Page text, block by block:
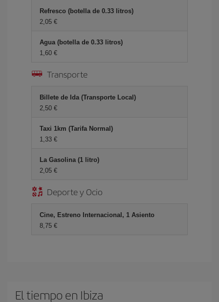
Refresco (botella de 0.33 litros)
2,05 €
Agua (botella de 0.33 litros)
1,60 €
Transporte
Billete de Ida (Transporte Local)
2,50 €
Taxi 1km (Tarifa Normal)
1,33 €
La Gasolina (1 litro)
2,05 €
Deporte y Ocio
Cine, Estreno Internacional, 1 Asiento
8,75 €
El tiempo en Ibiza